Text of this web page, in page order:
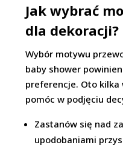
Jak wybrać
dla dekoracji?
Wybór motywu
baby shower
preferencje. Oto kilka
pomóc w podjęciu
Zastanów się nad
upodobaniami